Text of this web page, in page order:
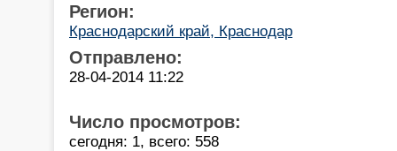
Регион:
Краснодарский край, Краснодар
Отправлено:
28-04-2014 11:22
Число просмотров:
сегодня: 1, всего: 558